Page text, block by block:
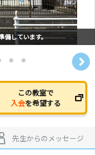
備しています。
この教室で
入会を希望する
先生からのメッセージ